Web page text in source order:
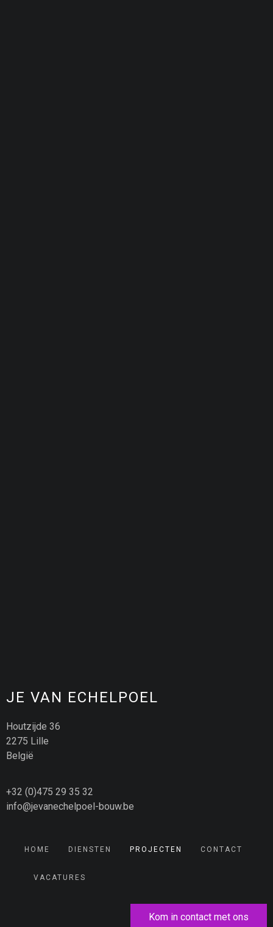
JE VAN ECHELPOEL
Houtzijde 36
2275 Lille
België
+32 (0)475 29 35 32
info@jevanechelpoel-bouw.be
HOME DIENSTEN PROJECTEN CONTACT
VACATURES
Kom in contact met ons